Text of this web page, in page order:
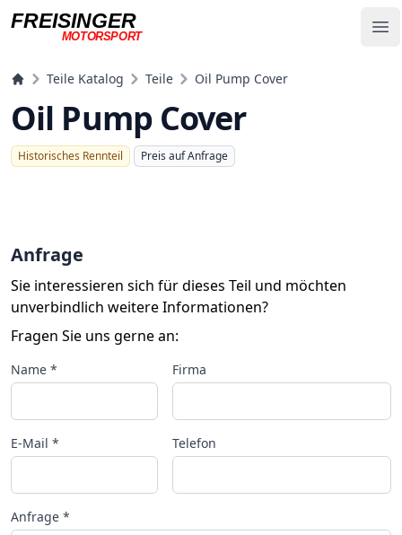
FREISINGER
MOTORSPORT
Teile Katalog Teile Oil Pump Cover
Oil Pump Cover
Historisches Rennteil Preis auf Anfrage
Anfrage
Sie interessieren sich für dieses Teil und möchten
unverbindlich weitere Informationen?
Fragen Sie uns gerne an:
Name * Firma
E-Mail * Telefon
Anfrage *